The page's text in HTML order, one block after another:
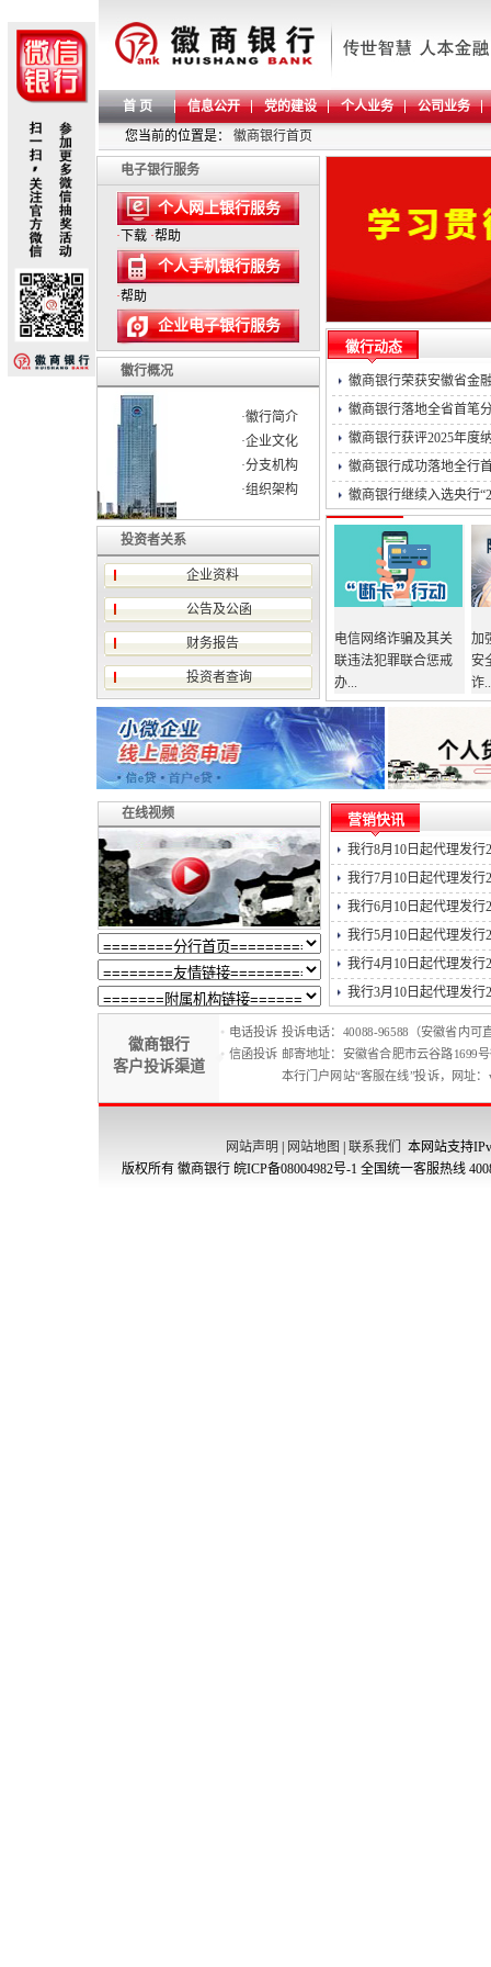
首 页 信息公开 党的建设 个人业务
公司业务
您当前的位置是： 徽商银行首页
电子银行服务
个人网上银行服务
· 下载 ·帮助
个人手机银行服务
·帮助
企业电子银行服务
徽行概况
·徽行简介
·企业文化
·分支机构
·组织架构
投资者关系
企业资料
公告及公函
财务报告
投资者查询
徽行动态
徽商银行荣获安徽省金
徽商银行落地全省首笔
徽商银行获评2025年度
徽商银行成功落地全行
徽商银行继续入选央行
电信网络诈骗及其关
联违法犯罪联合惩戒
办...
加
安
诈
在线视频 营销快讯
我行8月10日起代理发行
我行7月10日起代理发行
我行6月10日起代理发行
我行5月10日起代理发行
我行4月10日起代理发行
我行3月10日起代理发行
徽商银行
客户投诉渠道
电话投诉 投诉电话：40088-96588（安徽省内可
信函投诉 邮寄地址：安徽省合肥市云谷路1699
本行门户网站“客服在线”投诉，网址：
网站声明 网站地图 联系我们
本网站支持
版权所有 徽商银行 皖ICP备08004982号-1 全国统一客服热线